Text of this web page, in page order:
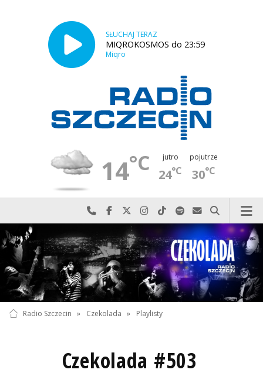
SŁUCHAJ TERAZ
MIQROKOSMOS do 23:59
Miqro
14°C jutro
24°C
pojutrze
30°C
Najlepiej po prostu do nas zadzwoń
Odwiedź nas na Facebook-u
Odwiedź nas na X
Odwiedź nas na Instagram-ie
Odwiedź nas na TikTok-u
Szukaj nas na Spotify
Wyślij do nas
Szukaj
Radio Szczecin » Czekolada » Playlisty
Czekolada #503